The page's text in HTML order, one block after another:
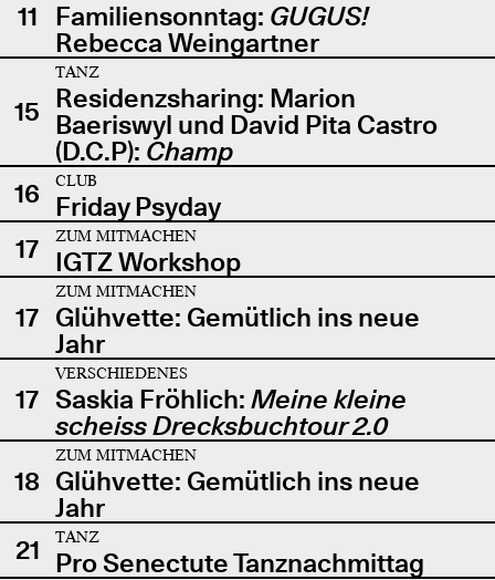
11
Familiensonntag: GUGUS!
Rebecca Weingartner
15
TANZ
Residenzsharing: Marion
Baeriswyl und David Pita Castro
(D.C.P): Champ
16
CLUB
Friday Psyday
17
ZUM MITMACHEN
IGTZ Workshop
17
ZUM MITMACHEN
Glühvette: Gemütlich ins neue
Jahr
17
VERSCHIEDENES
Saskia Fröhlich: Meine kleine
scheiss Drecksbuchtour 2.0
18
ZUM MITMACHEN
Glühvette: Gemütlich ins neue
Jahr
21
TANZ
Pro Senectute Tanznachmittag